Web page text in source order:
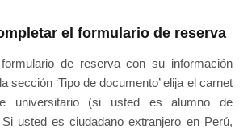
el formulario de reserva
de reserva con su información
sección ‘Tipo de documento’ elija el carnet
universitario (si usted es alumno de
Si usted es ciudadano extranjero en Perú,